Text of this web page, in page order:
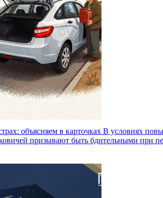
объясняем в карточках В условиях
призывают быть бдительными при